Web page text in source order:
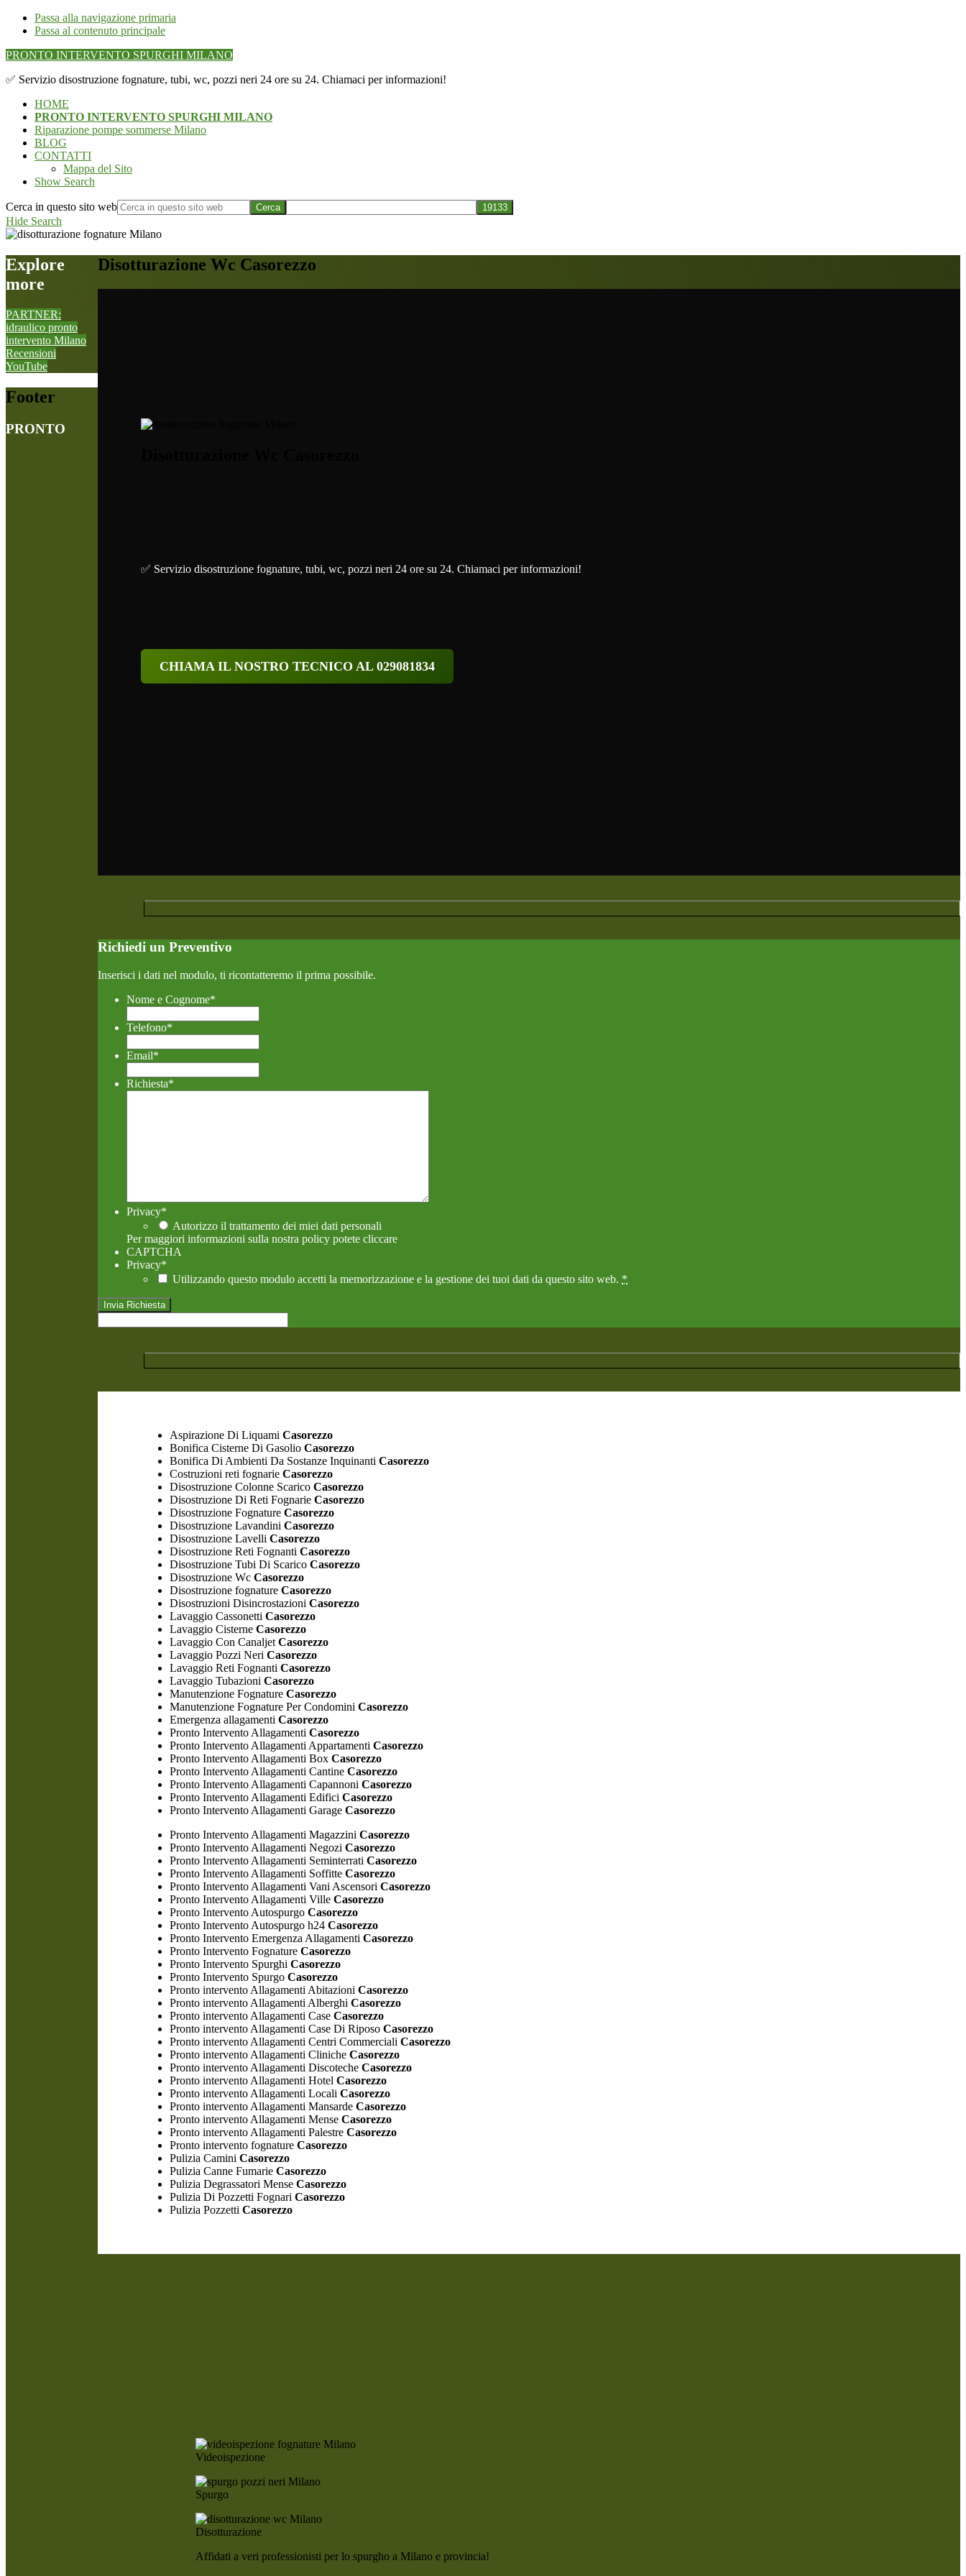
Passa alla navigazione primaria
Passa al contenuto principale
PRONTO INTERVENTO SPURGHI MILANO
✅ Servizio disostruzione fognature, tubi, wc, pozzi neri 24 ore su 24. Chiamaci per informazioni!
HOME
PRONTO INTERVENTO SPURGHI MILANO
Riparazione pompe sommerse Milano
BLOG
CONTATTI
Mappa del Sito
Show Search
Cerca in questo sito web
Hide Search
Disotturazione Wc Casorezzo
✅ Servizio disostruzione fognature, tubi, wc, pozzi neri 24 ore su 24. Chiamaci per informazioni!
CHIAMA IL NOSTRO TECNICO AL 029081834
Richiedi un Preventivo
Inserisci i dati nel modulo, ti ricontatteremo il prima possibile.
Nome e Cognome*
Telefono*
Email*
Richiesta*
Privacy*
Autorizzo il trattamento dei miei dati personali
Per maggiori informazioni sulla nostra policy potete cliccare
CAPTCHA
Privacy*
Utilizzando questo modulo accetti la memorizzazione e la gestione dei tuoi dati da questo sito web. *
Aspirazione Di Liquami Casorezzo
Bonifica Cisterne Di Gasolio Casorezzo
Bonifica Di Ambienti Da Sostanze Inquinanti Casorezzo
Costruzioni reti fognarie Casorezzo
Disostruzione Colonne Scarico Casorezzo
Disostruzione Di Reti Fognarie Casorezzo
Disostruzione Fognature Casorezzo
Disostruzione Lavandini Casorezzo
Disostruzione Lavelli Casorezzo
Disostruzione Reti Fognanti Casorezzo
Disostruzione Tubi Di Scarico Casorezzo
Disostruzione Wc Casorezzo
Disostruzione fognature Casorezzo
Disostruzioni Disincrostazioni Casorezzo
Lavaggio Cassonetti Casorezzo
Lavaggio Cisterne Casorezzo
Lavaggio Con Canaljet Casorezzo
Lavaggio Pozzi Neri Casorezzo
Lavaggio Reti Fognanti Casorezzo
Lavaggio Tubazioni Casorezzo
Manutenzione Fognature Casorezzo
Manutenzione Fognature Per Condomini Casorezzo
Emergenza allagamenti Casorezzo
Pronto Intervento Allagamenti Casorezzo
Pronto Intervento Allagamenti Appartamenti Casorezzo
Pronto Intervento Allagamenti Box Casorezzo
Pronto Intervento Allagamenti Cantine Casorezzo
Pronto Intervento Allagamenti Capannoni Casorezzo
Pronto Intervento Allagamenti Edifici Casorezzo
Pronto Intervento Allagamenti Garage Casorezzo
Pronto Intervento Allagamenti Magazzini Casorezzo
Pronto Intervento Allagamenti Negozi Casorezzo
Pronto Intervento Allagamenti Seminterrati Casorezzo
Pronto Intervento Allagamenti Soffitte Casorezzo
Pronto Intervento Allagamenti Vani Ascensori Casorezzo
Pronto Intervento Allagamenti Ville Casorezzo
Pronto Intervento Autospurgo Casorezzo
Pronto Intervento Autospurgo h24 Casorezzo
Pronto Intervento Emergenza Allagamenti Casorezzo
Pronto Intervento Fognature Casorezzo
Pronto Intervento Spurghi Casorezzo
Pronto Intervento Spurgo Casorezzo
Pronto intervento Allagamenti Abitazioni Casorezzo
Pronto intervento Allagamenti Alberghi Casorezzo
Pronto intervento Allagamenti Case Casorezzo
Pronto intervento Allagamenti Case Di Riposo Casorezzo
Pronto intervento Allagamenti Centri Commerciali Casorezzo
Pronto intervento Allagamenti Cliniche Casorezzo
Pronto intervento Allagamenti Discoteche Casorezzo
Pronto intervento Allagamenti Hotel Casorezzo
Pronto intervento Allagamenti Locali Casorezzo
Pronto intervento Allagamenti Mansarde Casorezzo
Pronto intervento Allagamenti Mense Casorezzo
Pronto intervento Allagamenti Palestre Casorezzo
Pronto intervento fognature Casorezzo
Pulizia Camini Casorezzo
Pulizia Canne Fumarie Casorezzo
Pulizia Degrassatori Mense Casorezzo
Pulizia Di Pozzetti Fognari Casorezzo
Pulizia Pozzetti Casorezzo
Videoispezione
Spurgo
Disotturazione
Affidati a veri professionisti per lo spurgho a Milano e provincia!
Explore
more
PARTNER:
idraulico pronto
intervento Milano
Recensioni
YouTube
Footer
PRONTO